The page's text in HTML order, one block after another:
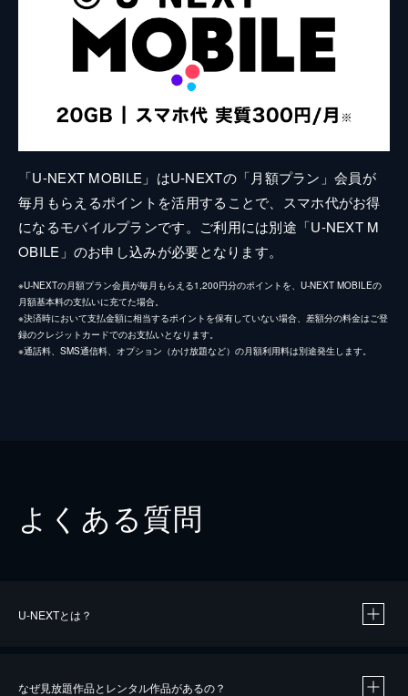
「U-NEXT MOBILE」はU-NEXTの「月額プラン」会員が
毎月もらえるポイントを活用することで、スマホ代がお得
になるモバイルプランです。ご利用には別途「U-NEXT M
OBILE」のお申し込みが必要となります。
※U-NEXTの月額プラン会員が毎月もらえる1,200円分のポイントを、U-NEXT MOBILEの
月額基本料の支払いに充てた場合。
※決済時において支払金額に相当するポイントを保有していない場合、差額分の料金はご登
録のクレジットカードでのお支払いとなります。
※通話料、SMS通信料、オプション（かけ放題など）の月額利用料は別途発生します。
よくある質問
U-NEXTとは？
なぜ見放題作品とレンタル作品があるの？